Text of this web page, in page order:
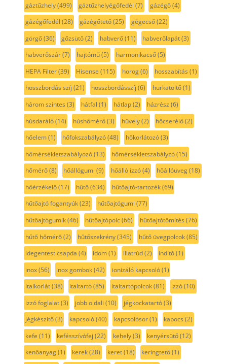
gáztűzhely(499) gáztűzhelyégőfedél (7) gázégő(4)
gázégőfedél (28) gázégőtető(25) gégecső(22)
görgő(36) gőzsütő(2) habverő(11) habverőlapát(3)
habverőszár(7) hajtómű(5) harmonikacső(5)
HEPA Filter(39) Hisense (115) horog(6) hosszabítás (1)
hosszbordás szíj (21) hosszbordásszíj (6) hurkatöltő(1)
három szintes (3) hátfal (1) hátlap(2) házrész (6)
húsdaráló(14) húshőmérő(3) hüvely(2) hőcserélő(2)
hőelem(1) hőfokszabályzó(48) hőkorlátozó(3)
hőmérsékletszabályozó(13) hőmérsékletszabályzó(15)
hőmérő(8) hőállógumi (9) hőálló izzó(4) hőállóüveg(18)
hőérzékelő(17) hűtő(634) hűtőajtó-tartozék(69)
hűtőajtó fogantyúk(23) hűtőajtógumi (77)
hűtőajtógumik(46) hűtőajtópolc(66) hűtőajtótömítés (76)
hűtő hőmérő(2) hűtőszekrény(345) hűtő üvegpolcok(85)
idegentest csapda (4) idom(1) illatrúd(2) indító(1)
inox(56) inox gombok(42) ionizáló kapcsoló(1)
italkorlát(38) italtartó(85) italtartópolcok(81) izzó(10)
izzó foglalat(3) jobb oldali (10) jégkockatartó(3)
jégkészítő(3) kapcsoló(40) kapcsolósor(1) kapocs (2)
kefe (11) kefésszívófej (22) kehely(3) kenyérsütő(12)
kenőanyag(1) kerek(28) keret(18) keringtető(1)